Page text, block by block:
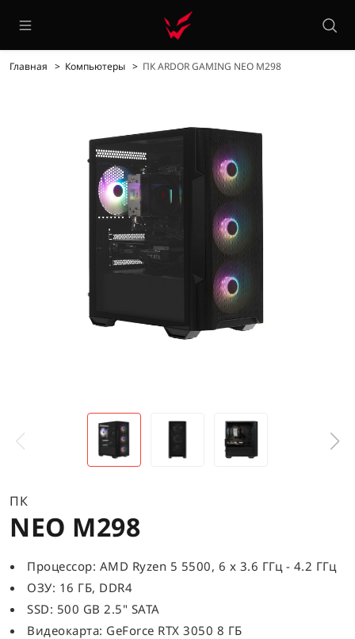
Главная Компьютеры ПК ARDOR GAMING NEO M298
ПК
NEO M298
Процессор: AMD Ryzen 5 5500, 6 x 3.6 ГГц - 4.2 ГГц
ОЗУ: 16 ГБ, DDR4
SSD: 500 GB 2.5" SATA
Видеокарта: GeForce RTX 3050 8 ГБ